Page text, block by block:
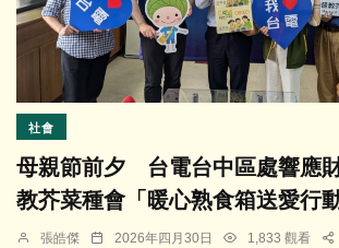
社會
母親節前夕 台電台中區處響應
教芥菜種會「暖心熟食箱送愛行動
張皓傑 2026年四月30日 1,833 觀看